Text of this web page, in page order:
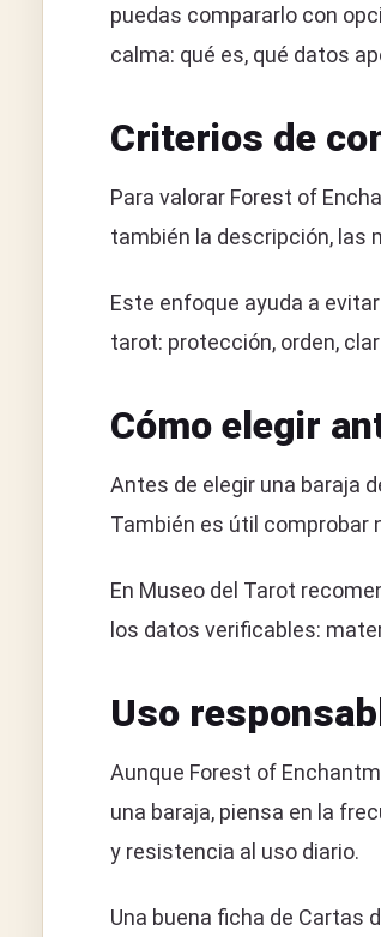
puedas compararlo con
calma: qué es, qué datos
Criterios de
Para valorar Forest of
también la descripción, las
Este enfoque ayuda a
tarot: protección, orden,
Cómo elegir
Antes de elegir una baraja
También es útil comprobar
En Museo del Tarot
los datos verificables:
Uso
Aunque Forest of
una baraja, piensa en la
y resistencia al uso diario.
Una buena ficha de Cartas